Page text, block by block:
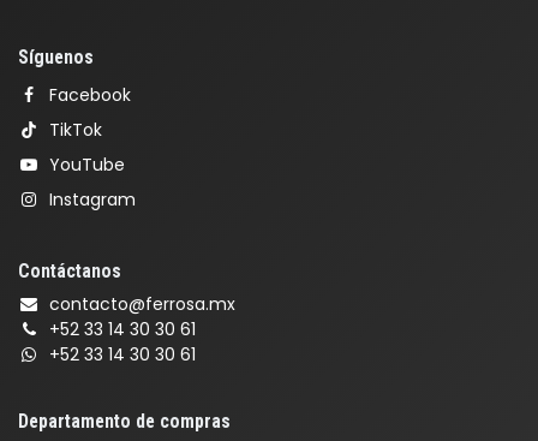
Síguenos
Facebook
TikTok
YouTube
Instagram
Contáctanos
contacto@ferrosa.mx
+52 33 14 30 30 61
+52 33 14 30 30 61
Departamento de compras